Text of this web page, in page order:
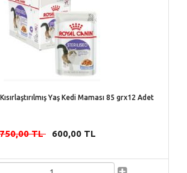
Yaş Kedi Maması 85 grx12 Adet
750,00 TL 600,00 TL